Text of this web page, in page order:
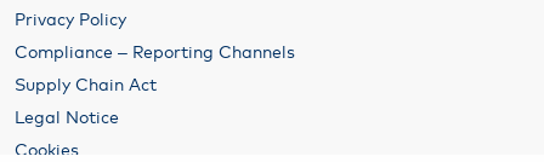
Privacy Policy
Compliance – Reporting Channels
Supply Chain Act
Legal Notice
Cookies